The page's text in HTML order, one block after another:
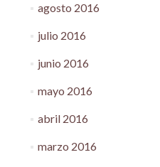
agosto 2016
julio 2016
junio 2016
mayo 2016
abril 2016
marzo 2016